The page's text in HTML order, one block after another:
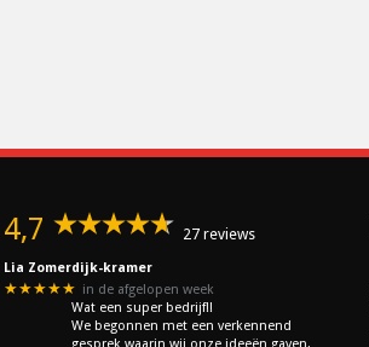
4,7 27 reviews
Lia Zomerdijk-kramer
★★★★★ in de afgelopen week
Wat een super bedrijf!!
We begonnen met een verkennend